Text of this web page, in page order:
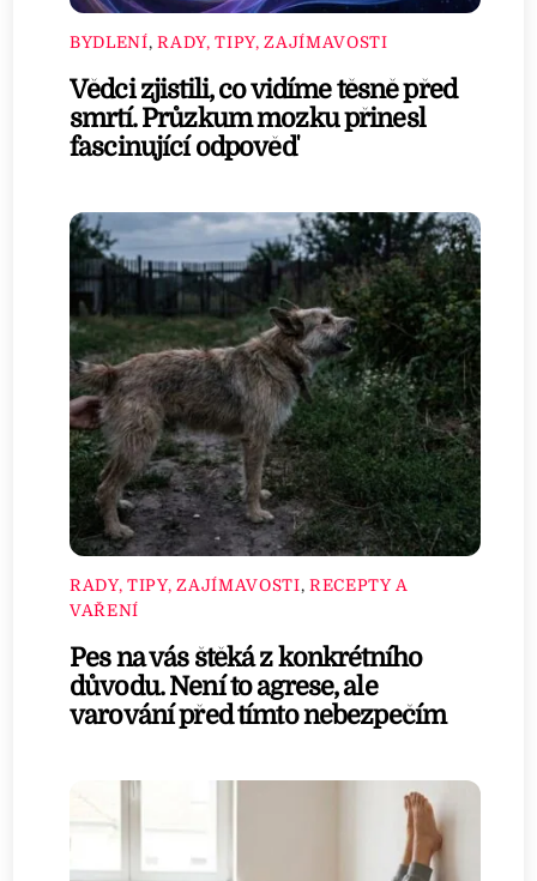
BYDLENÍ,RADY, TIPY, ZAJÍMAVOSTI
Vědci zjistili, co vidíme těsně před
smrtí. Průzkum mozku přinesl
fascinující odpověď
RADY, TIPY, ZAJÍMAVOSTI, RECEPTY A
VAŘENÍ
Pes na vás štěká z konkrétního
důvodu. Není to agrese, ale
varování před tímto nebezpečím